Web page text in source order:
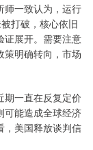
师一致认为，运行
打破，核心依旧
证展开。需要注意
策明确转向，市场
期一直在反复定价
可能造成全球经济
，美国释放谈判信